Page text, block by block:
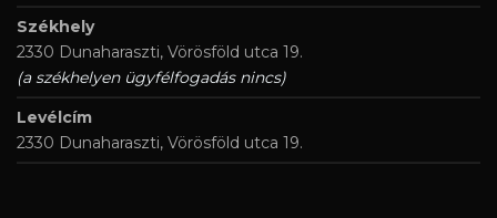
Székhely
2330 Dunaharaszti, Vörösföld utca 19.
(a székhelyen ügyfélfogadás nincs)
Levélcím
2330 Dunaharaszti, Vörösföld utca 19.